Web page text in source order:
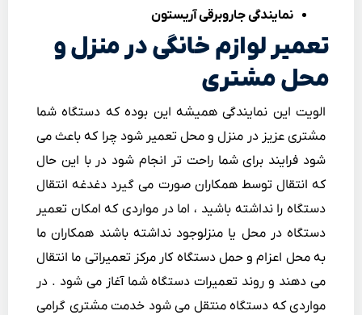
نمایندگی جاروبرقی آریستون
تعمیر لوازم خانگی در منزل و
محل مشتری
الویت این نمایندگی همیشه این بوده که دستگاه شما
مشتری عزیز در منزل و محل تعمیر شود چرا که باعث می
شود فرایند برای شما راحت تر انجام شود در با این حال
که انتقال توسط همکاران صورت می گیرد دغدغه انتقال
دستگاه را نداشته باشید ، اما در مواردی که امکان تعمیر
دستگاه در محل یا منزلوجود نداشته باشند همکاران ما
به محل اعزام و حمل دستگاه کار مرکز تعمیراتی ما انتقال
می دهند و روند تعمیرات دستگاه شما آغاز می شود . در
مواردی که دستگاه منتقل می شود خدمت مشتری گرامی